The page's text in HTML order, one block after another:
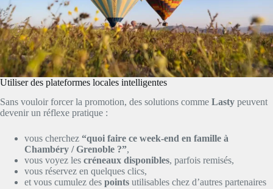
Utiliser des plateformes locales intelligentes
Sans vouloir forcer la promotion, des solutions comme Lasty peuvent
devenir un réflexe pratique :
vous cherchez “quoi faire ce week-end en famille à
Chambéry / Grenoble ?”,
vous voyez les créneaux disponibles, parfois remisés,
vous réservez en quelques clics,
et vous cumulez des points utilisables chez d’autres partenaires